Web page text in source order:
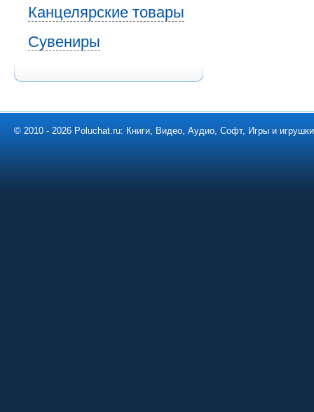
Канцелярские товары
Сувениры
© 2010 - 2026 Poluchat.ru: Книги, Видео, Аудио, Софт, Игры и